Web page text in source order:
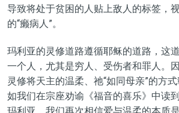
导致将处于贫困的人贴上敌人的标签，
的“癞病人”。
玛利亚的灵修道路遵循耶稣的道路，这
一个人， 尤其是穷人、受伤者和罪人。
灵修将天主的温柔、祂“如同母亲”的方
如我们在宗座劝谕《福音的喜乐》中读